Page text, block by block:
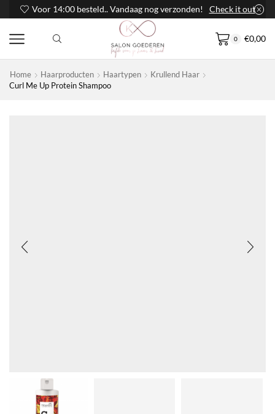
Voor 14:00 besteld.. Vandaag nog verzonden! Check it out
0 €0,00
Home Haarproducten Haartypen
Krullend Haar
Curl Me Up Protein Shampoo